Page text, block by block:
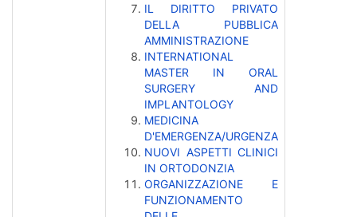
IL DIRITTO PRIVATO
DELLA PUBBLICA
AMMINISTRAZIONE
INTERNATIONAL
MASTER IN ORAL
SURGERY AND
IMPLANTOLOGY
MEDICINA
D'EMERGENZA/URGENZA
NUOVI ASPETTI CLINICI
IN ORTODONZIA
ORGANIZZAZIONE E
FUNZIONAMENTO